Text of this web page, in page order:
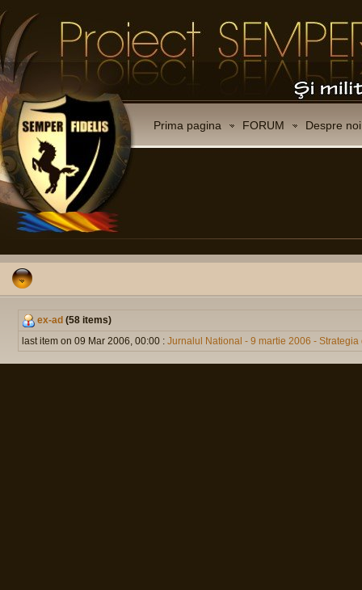
Prima pagina FORUM Despre noi
ex-ad (58 items)
last item on 09 Mar 2006, 00:00 : Jurnalul National - 9 martie 2006 - Strategia